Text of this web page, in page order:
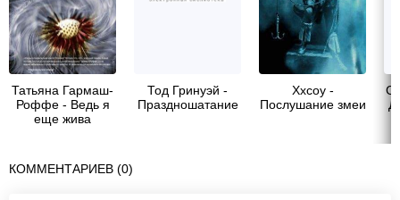
Татьяна Гармаш-
Роффе - Ведь я
еще жива
Тод Гринуэй -
Праздношатание
Xxcoy -
Послушание змеи
КОММЕНТАРИЕВ (0)